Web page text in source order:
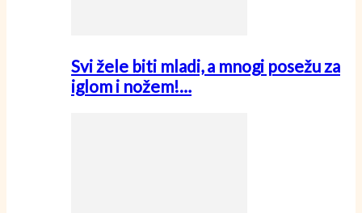
Svi žele biti mladi, a mnogi posežu za
iglom i nožem!…